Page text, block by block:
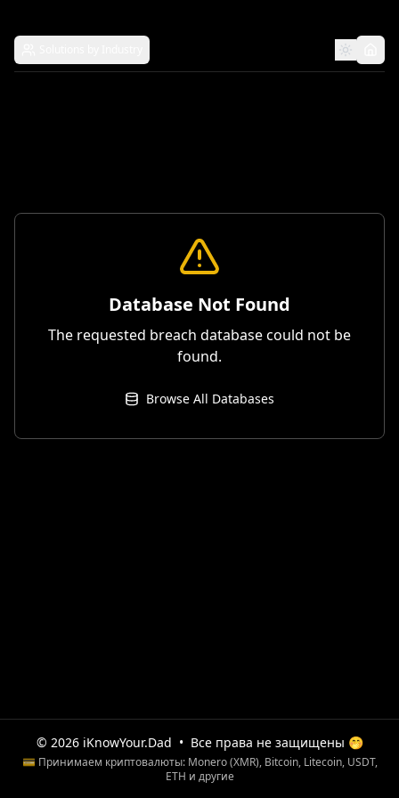
Database Not Found
The requested breach database could not be
found.
Browse All Databases
© 2026 iKnowYour.Dad • Все права не защищены 🤭
💳 Принимаем криптовалюты: Monero (XMR), Bitcoin, Litecoin, USDT,
ETH и другие